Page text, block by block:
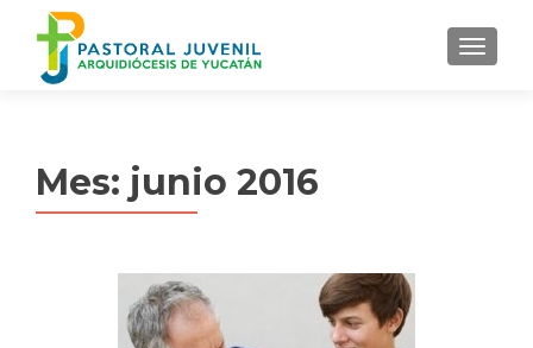
MENU
Mes: junio 2016